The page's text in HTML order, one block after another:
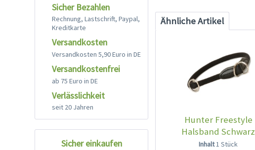
Sicher Bezahlen
Rechnung, Lastschrift, Paypal,
Kreditkarte
Versandkosten
Versandkosten 5,90 Euro in DE
Versandkostenfrei
ab 75 Euro in DE
Verlässlichkeit
seit 20 Jahren
Sicher einkaufen
Ähnliche Artikel
Hunter Freestyle
Halsband Schwarz
Inhalt1 Stück